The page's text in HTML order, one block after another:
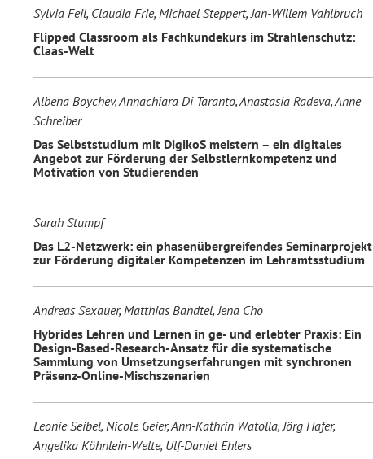
Sylvia Feil, Claudia Frie, Michael Steppert, Jan-Willem Vahlbruch
Flipped Classroom als Fachkundekurs im Strahlenschutz:
Claas-Welt
Albena Boychev, Annachiara Di Taranto, Anastasia Radeva, Anne
Schreiber
Das Selbststudium mit DigikoS meistern – ein digitales
Angebot zur Förderung der Selbstlernkompetenz und
Motivation von Studierenden
Sarah Stumpf
Das L2-Netzwerk: ein phasenübergreifendes Seminarprojekt
zur Förderung digitaler Kompetenzen im Lehramtsstudium
Andreas Sexauer, Matthias Bandtel, Jena Cho
Hybrides Lehren und Lernen in ge- und erlebter Praxis: Ein
Design-Based-Research-Ansatz für die systematische
Sammlung von Umsetzungserfahrungen mit synchronen
Präsenz-Online-Mischszenarien
Leonie Seibel, Nicole Geier, Ann-Kathrin Watolla, Jörg Hafer,
Angelika Köhnlein-Welte, Ulf-Daniel Ehlers